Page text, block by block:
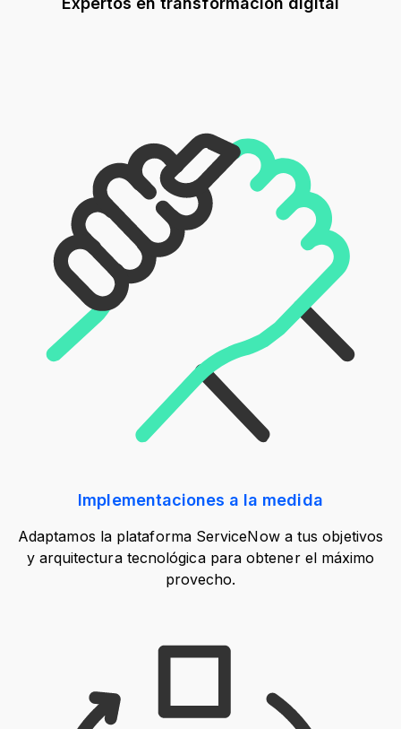
Implementaciones a la medida
Adaptamos la plataforma ServiceNow a tus objetivos
y arquitectura tecnológica para obtener el máximo
provecho.